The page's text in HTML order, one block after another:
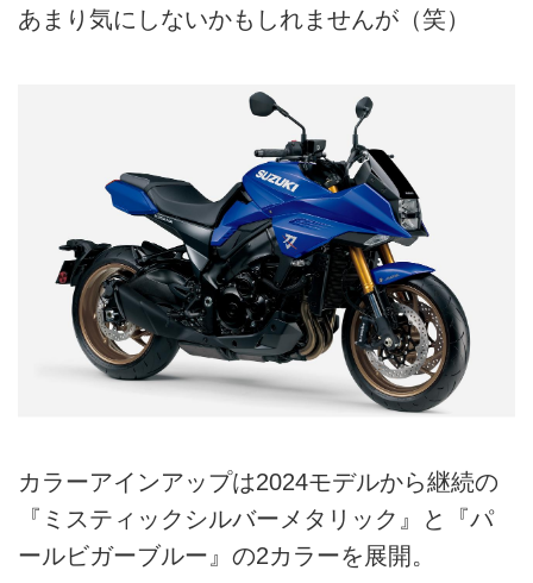
あまり気にしないかもしれませんが（笑）
カラーアインアップは2024モデルから継続の
『ミスティックシルバーメタリック』と『パ
ールビガーブルー』の2カラーを展開。